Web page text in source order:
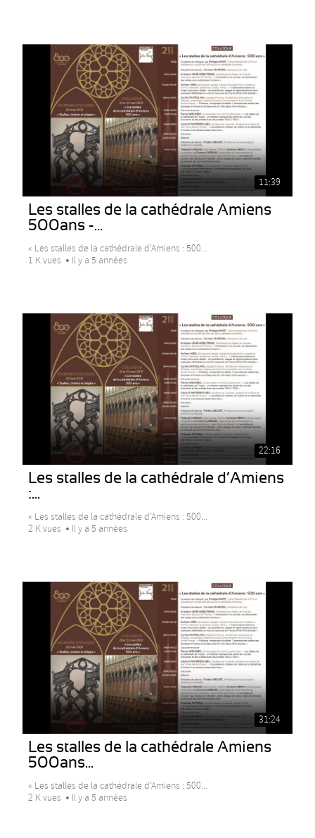
11:39
Les stalles de la cathédrale Amiens
500ans -...
« Les stalles de la cathédrale d’Amiens : 500...
1 K vues
Il y a 5 années
22:16
Les stalles de la cathédrale d’Amiens
:...
« Les stalles de la cathédrale d’Amiens : 500...
2 K vues
Il y a 5 années
31:24
Les stalles de la cathédrale Amiens
500ans...
« Les stalles de la cathédrale d’Amiens : 500...
2 K vues
Il y a 5 années